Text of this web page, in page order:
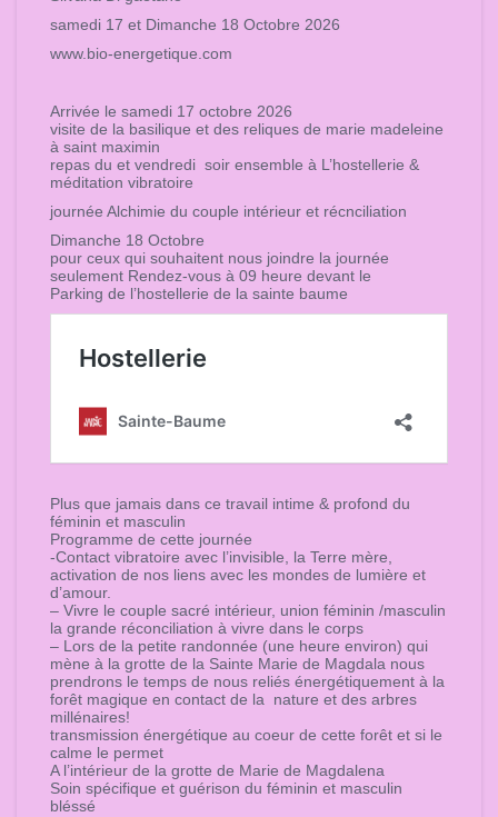
samedi 17 et Dimanche 18 Octobre 2026
www.bio-energetique.com
Arrivée le samedi 17 octobre 2026
visite de la basilique et des reliques de marie madeleine
à saint maximin
repas du et vendredi soir ensemble à L’hostellerie &
méditation vibratoire
journée Alchimie du couple intérieur et récnciliation
Dimanche 18 Octobre
pour ceux qui souhaitent nous joindre la journée
seulement Rendez-vous à 09 heure devant le
Parking de l’hostellerie de la sainte baume
Plus que jamais dans ce travail intime & profond du
féminin et masculin
Programme de cette journée
-Contact vibratoire avec l’invisible, la Terre mère,
activation de nos liens avec les mondes de lumière et
d’amour.
– Vivre le couple sacré intérieur, union féminin /masculin
la grande réconciliation à vivre dans le corps
– Lors de la petite randonnée (une heure environ) qui
mène à la grotte de la Sainte Marie de Magdala nous
prendrons le temps de nous reliés énergétiquement à la
forêt magique en contact de la nature et des arbres
millénaires!
transmission énergétique au coeur de cette forêt et si le
calme le permet
A l’intérieur de la grotte de Marie de Magdalena
Soin spécifique et guérison du féminin et masculin
bléssé